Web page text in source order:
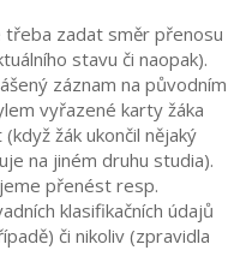
třeba zadat směr přenosu
stavu či naopak).
záznam na původním
vyřazené karty žáka
žák ukončil nějaký
na jiném druhu studia).
přenést resp.
klasifikačních údajů
či nikoliv (zpravidla